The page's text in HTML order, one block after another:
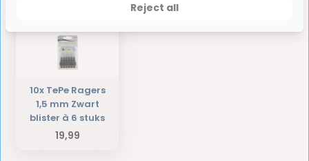
10x TePe Ragers
1,5 mm Zwart
blister à 6 stuks
19,99
Reject all